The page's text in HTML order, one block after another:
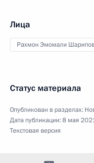
Лица
Рахмон Эмомали
Статус материала
Опубликован в разделах:
Дата публикации:8 мая
Текстовая версия